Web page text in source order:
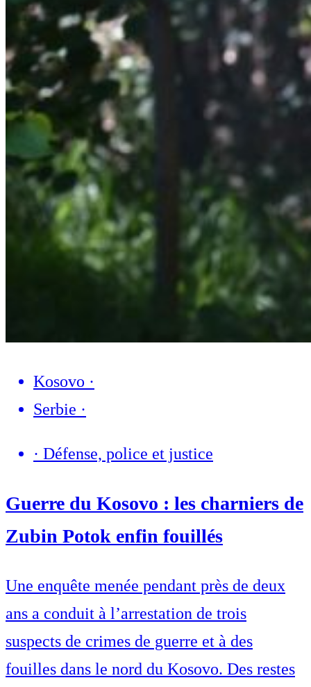
Kosovo ·
Serbie ·
· Défense, police et justice
Guerre du Kosovo : les charniers de
Zubin Potok enfin fouillés
Une enquête menée pendant près de deux
ans a conduit à l’arrestation de trois
suspects de crimes de guerre et à des
fouilles dans le nord du Kosovo. Des restes